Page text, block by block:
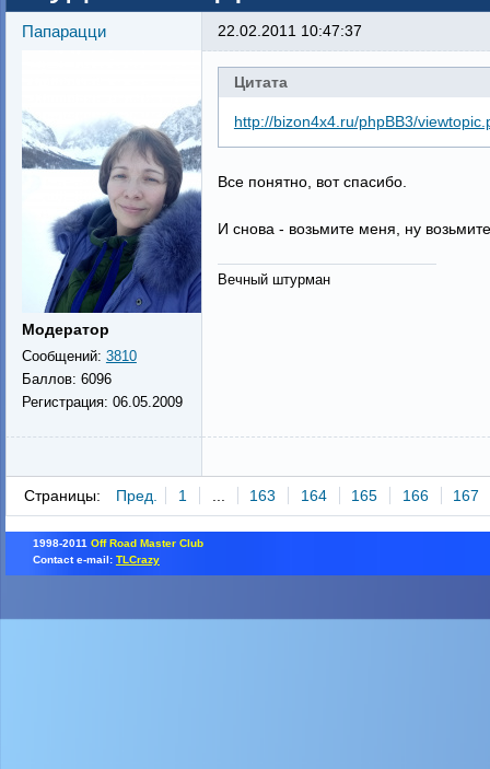
Папарацци
Модератор
Сообщений: 3810
Баллов: 6096
Регистрация: 06.05.2009
22.02.2011 10:47:37
Цитата
http://bizon4x4.ru/phpBB3/
Все понятно, вот спасибо.
И снова - возьмите меня, ну
Вечный штурман
Страницы: Пред. 1 ... 163 164 165 166 167
1998-2011 Off Road Master Club
Contact e-mail: TLCrazy